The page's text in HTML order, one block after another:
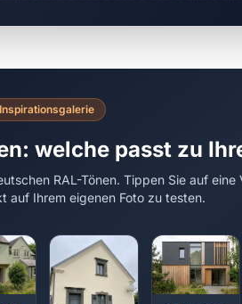
welche passt zu
RAL-Tönen. Tippen Sie auf eine
auf Ihrem eigenen Foto zu testen.